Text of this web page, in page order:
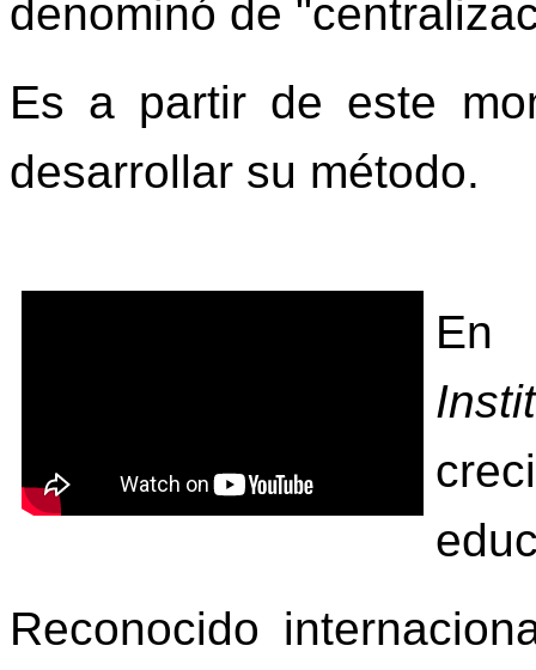
denominó de
Es a partir de este
desarrollar su método.
En
Reconocido